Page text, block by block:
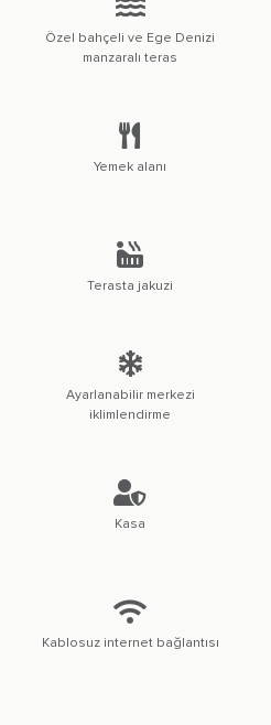
Özel bahçeli ve Ege Denizi
manzaralı teras
Yemek alanı
Terasta jakuzi
Ayarlanabilir merkezi
iklimlendirme
Kasa
Kablosuz internet bağlantısı